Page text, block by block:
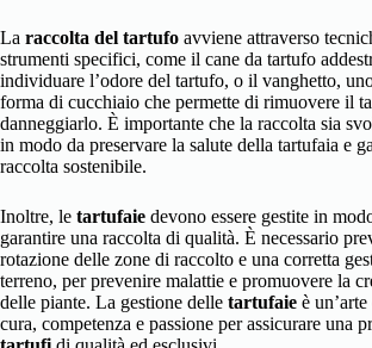
La raccolta del tartufo avviene attraverso
strumenti specifici, come il cane da tartufo
individuare l’odore del tartufo, o il vanghetto,
forma di cucchiaio che permette di rimuovere il
danneggiarlo. È importante che la raccolta sia
in modo da preservare la salute della tartufaia e
raccolta sostenibile.
Inoltre, le tartufaie devono essere gestite in
garantire una raccolta di qualità. È necessario
rotazione delle zone di raccolto e una corretta
terreno, per prevenire malattie e promuovere la
delle piante. La gestione delle tartufaie è
cura, competenza e passione per assicurare una